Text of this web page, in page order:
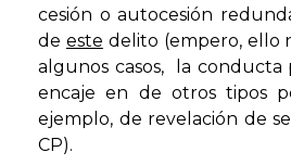
cesión o autocesión
de este delito (empero, ello
algunos casos, la conducta
encaje en de otros tipos
ejemplo, de revelación de
CP).